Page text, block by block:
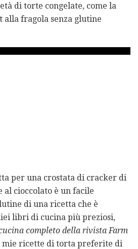
di torte congelate, come la
fragola senza glutine
per una crostata di cracker di
al cioccolato è un facile
di una ricetta che è
libri di cucina più preziosi,
completo della rivista Farm
mie ricette di torta preferite di